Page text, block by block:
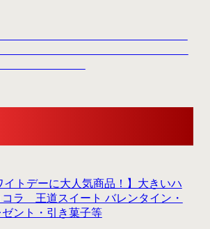
イトデーに大人気商品！】大きいハ
コラ 王道スイート バレンタイン・
ント・引き菓子等